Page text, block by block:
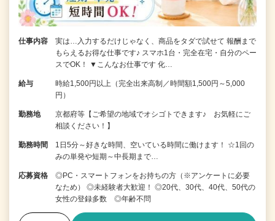
仕事内容
実は…入力するだけじゃなく、商品をタダで試せて 報酬まで
もらえるお得な仕事です♪ スマホ1台・完全在宅・自分のペー
スでOK！ ▼こんなお仕事です 化…
給与
時給1,500円以上（完全出来高制／時間額1,500円～5,000
円）
勤務地
京都府等【ご希望の地域でオシゴトできます♪ お気軽にご
相談ください！】
勤務時間
1日5分～好きな時間、空いている時間に働けます！ ☆1回の
みの単発や短期～中長期まで…
応募資格
◎PC・スマートフォンをお持ちの方（※アンケートに必要
なため） ◎未経験者大歓迎！ ◎20代、30代、40代、50代の
女性の登録多数 ◎年齢不問